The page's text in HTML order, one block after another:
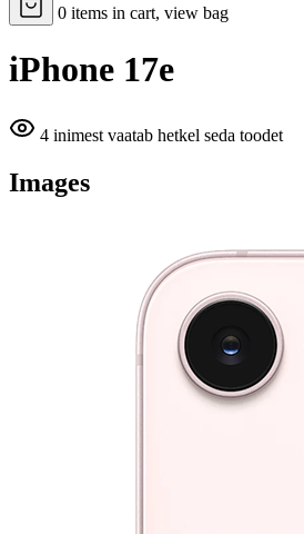
0 items in cart, view bag
iPhone 17e
4 inimest vaatab hetkel seda toodet
Images